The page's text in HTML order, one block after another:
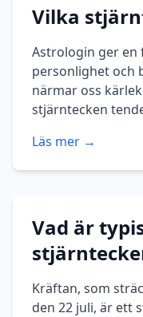
Vilka
Astrologin ger en
personlighet och
närmar oss
stjärntecken
Läs mer →
Vad är
Kräftan, som
den 22 juli, är ett